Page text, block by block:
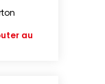
au